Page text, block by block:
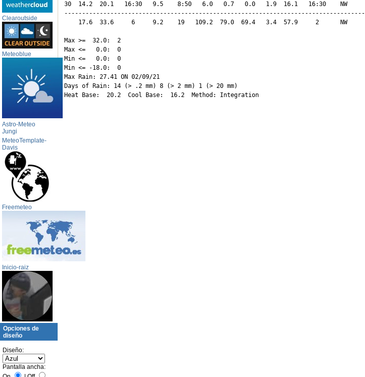
Clearoutside
Meteoblue
Astro-Meteo
Jungi
MeteoTemplate-
Davis
Freemeteo
Inicio-raiz
Opciones de
diseño
Diseño:
Pantalla ancha:
30  14.2  20.1   16:30   9.5    8:50   6.0   0.7   0.0   1.9  16.1   16:30    NW
-------------------------------------------------------------------------------------
    17.6  33.6     6     9.2    19   109.2  79.0  69.4   3.4  57.9     2      NW
Max >=  32.0:  2
Max <=   0.0:  0
Min <=   0.0:  0
Min <= -18.0:  0
Max Rain: 27.41 ON 02/09/21
Days of Rain: 14 (> .2 mm) 8 (> 2 mm) 1 (> 20 mm)